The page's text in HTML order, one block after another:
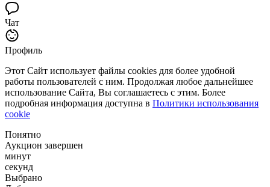
Чат
Профиль
Этот Сайт использует файлы cookies для более удобной
работы пользователей с ним. Продолжая любое дальнейшее
использование Сайта, Вы соглашаетесь с этим. Более
подробная информация доступна в Политики использования
cookie
Понятно
Аукцион завершен
минут
секунд
Выбрано